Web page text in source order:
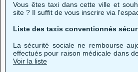
Vous êtes taxi dans cette ville et
site ? Il suffit de vous inscrire via
Liste des taxis conventionnés
La sécurité sociale ne rembourse
effectués pour raison médicale dans
Voir la liste